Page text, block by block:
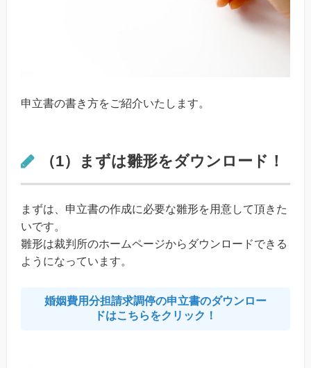
申立書の書き方をご紹介いたします。
（1）まずは雛形をダウンロード！
まずは、申立書の作成に必要な雛形を用意して頂きた
いです。
雛形は裁判所のホームページからダウンロードできる
ようになっています。
婚姻費用分担請求調停の申立書のダウンロー
ドはこちらをクリック！